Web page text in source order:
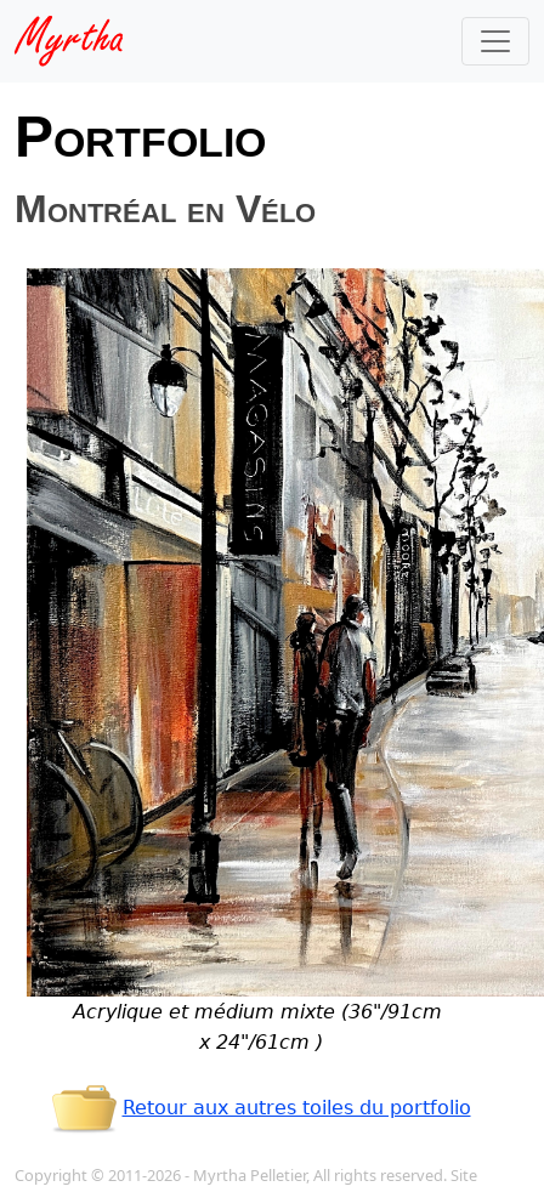
Portfolio
Montréal en Vélo
Acrylique et médium mixte (36"/91cm
x 24"/61cm )
Retour aux autres toiles du portfolio
Copyright © 2011-2026 - Myrtha Pelletier, All rights reserved. Site